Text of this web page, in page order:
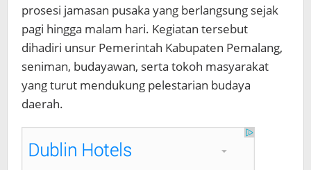
prosesi jamasan pusaka yang berlangsung sejak
pagi hingga malam hari. Kegiatan tersebut
dihadiri unsur Pemerintah Kabupaten Pemalang,
seniman, budayawan, serta tokoh masyarakat
yang turut mendukung pelestarian budaya
daerah.